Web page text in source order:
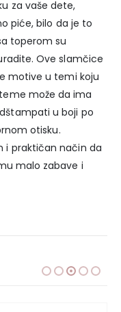
za vaše dete,
piće, bilo da je to
toperom su
Ove slamčice
motive u temi koju
može da ima
u boji po
otisku.
i praktičan način da
malo zabave i